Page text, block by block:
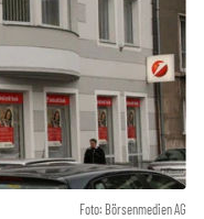
Foto: Börsenmedien AG